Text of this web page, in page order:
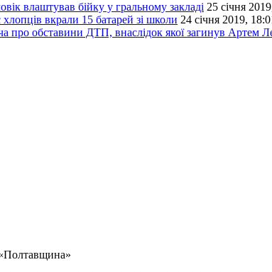
влаштував бійку у гральному закладі 25 січня
вкрали 15 батарей зі школи 24 січня 2019,
про обставини ДТП, внаслідок якої загинув Артем